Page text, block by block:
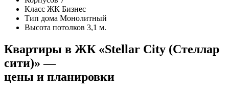
Класс ЖК Бизнес
Тип дома Монолитный
Высота потолков 3,1 м.
Квартиры в ЖК «Stellar City (Стеллар
сити)» —
цены и планировки